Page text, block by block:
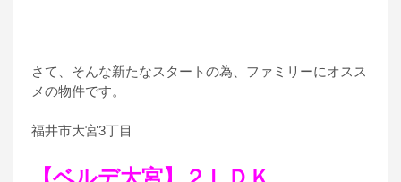
さて、そんな新たなスタートの為、ファミリーにオスス
メの物件です。
福井市大宮3丁目
【ベルデ大宮】２ＬＤＫ